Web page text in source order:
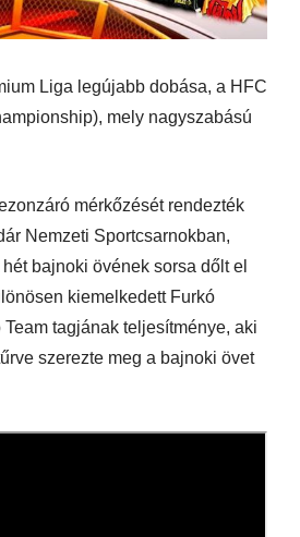
Liga legújabb dobása, a HFC
mely nagyszabású
mérkőzését rendezték
Nemzeti Sportcsarnokban,
bajnoki övének sorsa dőlt el
kiemelkedett Furkó
tagjának teljesítménye, aki
szerezte meg a bajnoki övet